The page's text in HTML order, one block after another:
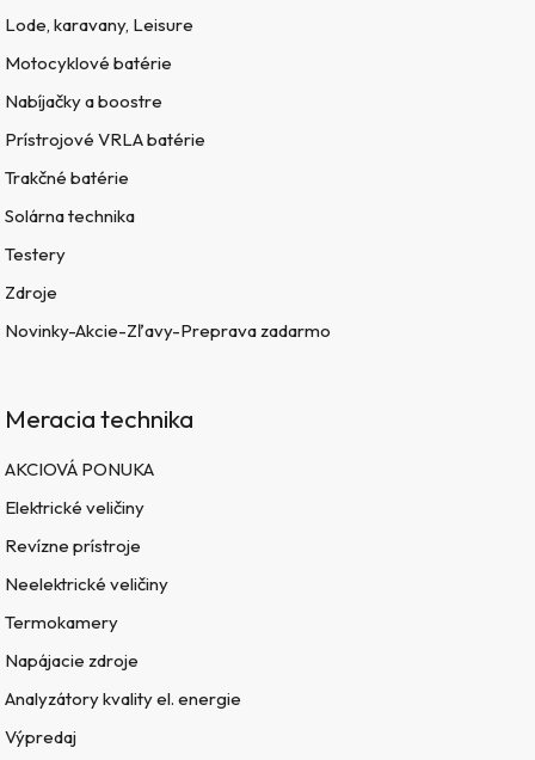
Lode, karavany, Leisure
Motocyklové batérie
Nabíjačky a boostre
Prístrojové VRLA batérie
Trakčné batérie
Solárna technika
Testery
Zdroje
Novinky-Akcie-Zľavy-Preprava zadarmo
Meracia technika
AKCIOVÁ PONUKA
Elektrické veličiny
Revízne prístroje
Neelektrické veličiny
Termokamery
Napájacie zdroje
Analyzátory kvality el. energie
Výpredaj